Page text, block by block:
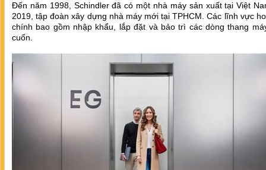
Đến năm 1998, Schindler đã có một nhà máy sản xuất tại Việt
2019, tập đoàn xây dựng nhà máy mới tại TPHCM. Các lĩnh vực
chính bao gồm nhập khẩu, lắp đặt và bảo trì các dòng thang
cuốn.